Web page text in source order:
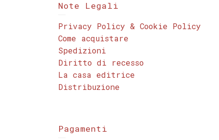
Note Legali
Privacy Policy & Cookie Policy
Come acquistare
Spedizioni
Diritto di recesso
La casa editrice
Distribuzione
Pagamenti